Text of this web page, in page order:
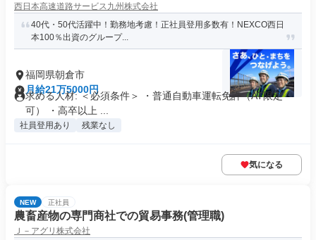
西日本高速道路サービス九州株式会社
40代・50代活躍中！勤務地考慮！正社員登用多数有！NEXCO西日
本100％出資のグループ...
福岡県朝倉市
月給21万5000円
求める人材: ＜必須条件＞ ・普通自動車運転免許（AT限定
可） ・高卒以上 ...
社員登用あり 残業なし
気になる
NEW 正社員
農畜産物の専門商社での貿易事務(管理職)
Ｊ－アグリ株式会社